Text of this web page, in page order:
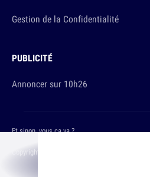
Gestion de la Confidentialité
PUBLICITÉ
Annoncer sur 10h26
Copyright © 2026 The Original Publishing Studio
Et sinon, vous ça va ?